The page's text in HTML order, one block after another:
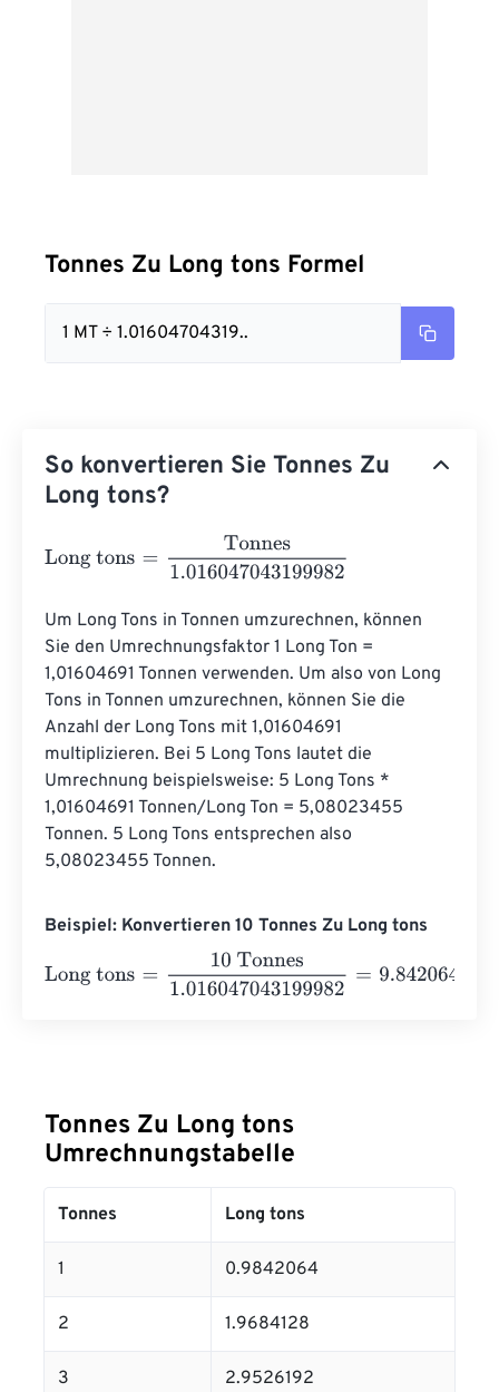
Tonnes Zu Long tons Formel
1 MT ÷ 1.01604704319..
So konvertieren Sie Tonnes Zu
Long tons?
Long tons 1.016047043199982
Um Long Tons in Tonnen umzurechnen, können
Sie den Umrechnungsfaktor 1 Long Ton =
1,01604691 Tonnen verwenden. Um also von Long
Tons in Tonnen umzurechnen, können Sie die
Anzahl der Long Tons mit 1,01604691
multiplizieren. Bei 5 Long Tons lautet die
Umrechnung beispielsweise: 5 Long Tons *
1,01604691 Tonnen/Long Ton = 5,08023455
Tonnen. 5 Long Tons entsprechen also
5,08023455 Tonnen.
Beispiel: Konvertieren 10 Tonnes Zu Long tons
Long tons
10 Tonnes1.016047043199982= 9.842064
Tonnes Zu Long tons
Umrechnungstabelle
Tonnes Long tons
1 0.9842064
2 1.9684128
3 2.9526192